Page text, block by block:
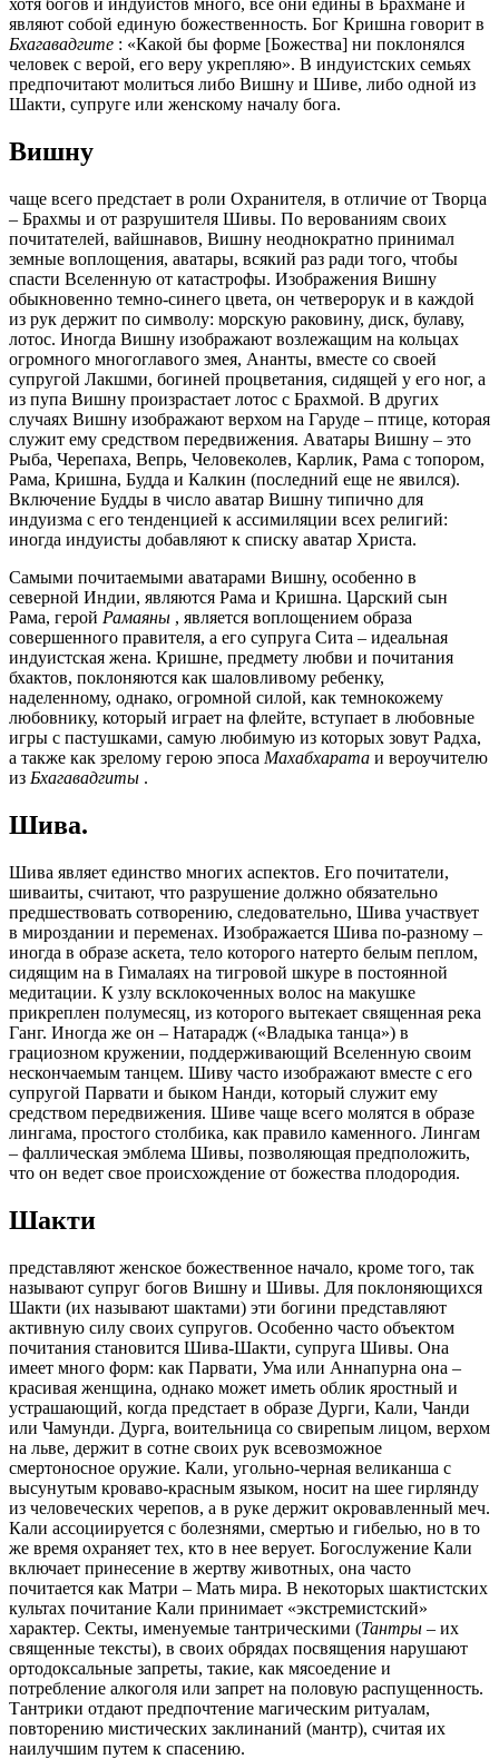
хотя богов и индуистов много, все они едины в Брахмане и
являют собой единую божественность. Бог Кришна говорит в
Бхагавадгите : «Какой бы форме [Божества] ни поклонялся
человек с верой, его веру укрепляю». В индуистских семьях
предпочитают молиться либо Вишну и Шиве, либо одной из
Шакти, супруге или женскому началу бога.
Вишну
чаще всего предстает в роли Охранителя, в отличие от Творца
– Брахмы и от разрушителя Шивы. По верованиям своих
почитателей, вайшнавов, Вишну неоднократно принимал
земные воплощения, аватары, всякий раз ради того, чтобы
спасти Вселенную от катастрофы. Изображения Вишну
обыкновенно темно-синего цвета, он четверорук и в каждой
из рук держит по символу: морскую раковину, диск, булаву,
лотос. Иногда Вишну изображают возлежащим на кольцах
огромного многоглавого змея, Ананты, вместе со своей
супругой Лакшми, богиней процветания, сидящей у его ног, а
из пупа Вишну произрастает лотос с Брахмой. В других
случаях Вишну изображают верхом на Гаруде – птице, которая
служит ему средством передвижения. Аватары Вишну – это
Рыба, Черепаха, Вепрь, Человеколев, Карлик, Рама с топором,
Рама, Кришна, Будда и Калкин (последний еще не явился).
Включение Будды в число аватар Вишну типично для
индуизма с его тенденцией к ассимиляции всех религий:
иногда индуисты добавляют к списку аватар Христа.
Самыми почитаемыми аватарами Вишну, особенно в
северной Индии, являются Рама и Кришна. Царский сын
Рама, герой Рамаяны , является воплощением образа
совершенного правителя, а его супруга Сита – идеальная
индуистская жена. Кришне, предмету любви и почитания
бхактов, поклоняются как шаловливому ребенку,
наделенному, однако, огромной силой, как темнокожему
любовнику, который играет на флейте, вступает в любовные
игры с пастушками, самую любимую из которых зовут Радха,
а также как зрелому герою эпоса Махабхарата и вероучителю
из Бхагавадгиты .
Шива.
Шива являет единство многих аспектов. Его почитатели,
шиваиты, считают, что разрушение должно обязательно
предшествовать сотворению, следовательно, Шива участвует
в мироздании и переменах. Изображается Шива по-разному –
иногда в образе аскета, тело которого натерто белым пеплом,
сидящим на в Гималаях на тигровой шкуре в постоянной
медитации. К узлу всклокоченных волос на макушке
прикреплен полумесяц, из которого вытекает священная река
Ганг. Иногда же он – Натарадж («Владыка танца») в
грациозном кружении, поддерживающий Вселенную своим
нескончаемым танцем. Шиву часто изображают вместе с его
супругой Парвати и быком Нанди, который служит ему
средством передвижения. Шиве чаще всего молятся в образе
лингама, простого столбика, как правило каменного. Лингам
– фаллическая эмблема Шивы, позволяющая предположить,
что он ведет свое происхождение от божества плодородия.
Шакти
представляют женское божественное начало, кроме того, так
называют супруг богов Вишну и Шивы. Для поклоняющихся
Шакти (их называют шактами) эти богини представляют
активную силу своих супругов. Особенно часто объектом
почитания становится Шива-Шакти, супруга Шивы. Она
имеет много форм: как Парвати, Ума или Аннапурна она –
красивая женщина, однако может иметь облик яростный и
устрашающий, когда предстает в образе Дурги, Кали, Чанди
или Чамунди. Дурга, воительница со свирепым лицом, верхом
на льве, держит в сотне своих рук всевозможное
смертоносное оружие. Кали, угольно-черная великанша с
высунутым кроваво-красным языком, носит на шее гирлянду
из человеческих черепов, а в руке держит окровавленный меч.
Кали ассоциируется с болезнями, смертью и гибелью, но в то
же время охраняет тех, кто в нее верует. Богослужение Кали
включает принесение в жертву животных, она часто
почитается как Матри – Мать мира. В некоторых шактистских
культах почитание Кали принимает «экстремистский»
характер. Секты, именуемые тантрическими (Тантры – их
священные тексты), в своих обрядах посвящения нарушают
ортодоксальные запреты, такие, как мясоедение и
потребление алкоголя или запрет на половую распущенность.
Тантрики отдают предпочтение магическим ритуалам,
повторению мистических заклинаний (мантр), считая их
наилучшим путем к спасению.